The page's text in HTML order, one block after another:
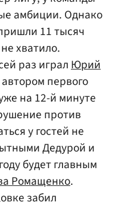
амбиции. Однако
11 тысяч
хватило.
раз игралЮрий
первого
на 12-й минуте
против
у гостей не
Дедурой и
будет главным
Ромащенко.
забил